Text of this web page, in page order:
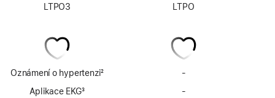
LTPO3
Oznámení o hypertenzi2
Aplikace EKG3
LTPO
-
-